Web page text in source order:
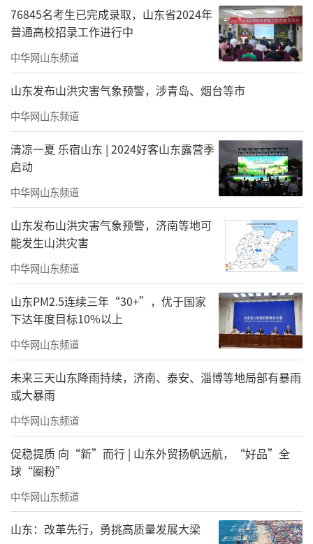
76845名考生已完成录取，山东省2024年
普通高校招录工作进行中
中华网山东频道
山东发布山洪灾害气象预警，涉青岛、烟台等市
中华网山东频道
清凉一夏 乐宿山东 | 2024好客山东露营季
启动
中华网山东频道
山东发布山洪灾害气象预警，济南等地可
能发生山洪灾害
中华网山东频道
山东PM2.5连续三年“30+”，优于国家
下达年度目标10%以上
中华网山东频道
未来三天山东降雨持续，济南、泰安、淄博等地局部有暴雨
或大暴雨
中华网山东频道
促稳提质 向“新”而行 | 山东外贸扬帆远航，“好品”全
球“圈粉”
中华网山东频道
山东：改革先行，勇挑高质量发展大梁